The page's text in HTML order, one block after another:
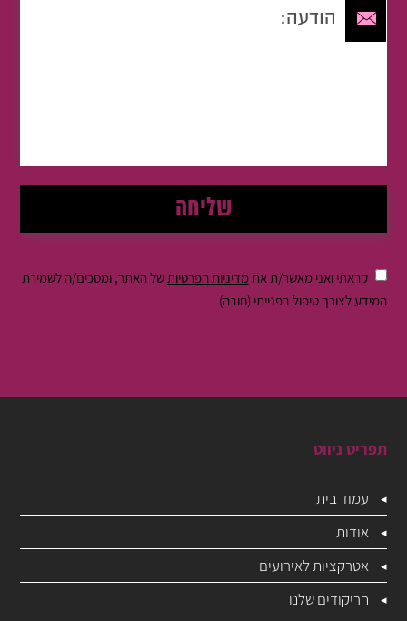
קראתי ואני מאשר/ת אתמדיניות הפרטיות של האתר, ומסכים/ה לשמירת
המידע לצורך טיפול בפנייתי (חובה)
תפריט ניווט
עמוד בית
אודות
אטרקציות לאירועים
הריקודים שלנו